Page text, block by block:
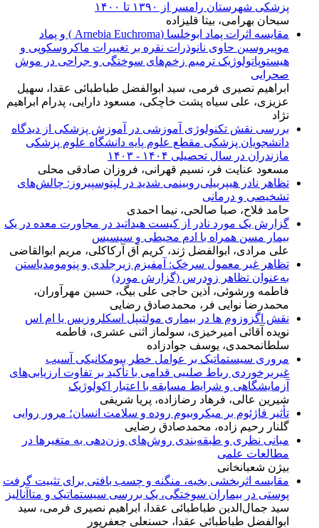
پزشکی شهرستان رامسر از ۱۳۹۰ تا ۱۴۰۰
سبحان بهرامی، بیتا قلیزاده
مقایسه اثرات پماد ابوخلسا (Arnebia Euchroma ) و پماد
موپیروسین حاوی نانوذرات نقره بر تغییرات ماکروسکوپی و
هیستوپاتولوژیک ترمیم زخم‌های سوختگی و جراحی در موش
صحرایی
ابراهیم نصیری فرمی، سید ابوالفضل طباطبائی عقدا، سهیل
عزیزی، علی سیاه پشت خاچکی، مسعود دارایی، پدرام ابراهیم
نژاد
بررسی نقش تکنولوژی آموزشی در آموزش پزشکی از دیدگاه
دانشجویان پزشکی مقطع علوم پایه دانشگاه علوم پزشکی
مازندران در سال تحصیلی ۱۴۰۴ - ۱۴۰۳
مسعود عنایت فر، نسیم قهرانی، فروزان صادقی محلی
تظاهر نادر هیپربیلی‌روبینمی شدید در لپتوسپیروز: چالش‌های
تشخیصی و درمانی
حامد فلاح، صبا صالحی، نیما احمدی
گزارش یک مورد نادر از کیست هیداتید در مجاورت معده در یک
بیمار مسن همراه با ادم محیطی و سپسیس
علی مرادی، ابوالفضل ژند، کریم آق آرکاکلی، مریم ابوالقاضی
تظاهر غیر معمول سرخک: آمفیزم زیرجلدی و پنومومدیاستن
به‌عنوان تظاهر زودرس (گزارش مورد)
فاطمه ورشوئی، آذین حاجی علی بیگ، حسین مهرآوران،
محمدرضا نوایی فر، محمدصادق رضایی
نقش اگزوزوم ها در بیماری مولتیپل اسکلروزیس یا ام اس
نویده آقائی امیرخیزی، سولماز اثنی عشری، فاطمه
سلطانمحمدی، یوسف جوادزاده
مروری سیستماتیک بر عوامل خطر بیومکانیکی آسیب
غیربرخوردی رباط صلیبی قدامی با تأکید بر تفاوت ارزیابی‌های
آزمایشگاهی و شرایط مسابقه با اعتبار اکولوژیک
شیرین عالی، فرهاد رضازاده، پریا شریفی
تأثیر فاژئوم بر میکروبیوم روده و سلامت انسان؛ مرور روایی
گلنار رحیم زاده، محمدصادق رضایی
مبانی نظری و طبقه‌بندی روش‌های وزن‌دهی به متغیرها در
مطالعات علمی
بیژن شعبانخانی
مقایسه اثربخشی بخیه، منگنه و چسب بافتی برای تثبیت گرفت
پوستی در بیماران سوختگی، یک بررسی سیستماتیک و متاآنالیز
سید جمال‌الدین طباطبائی عقدا، ابراهیم نصیری فرمی، سید
ابوالفضل طباطبائی عقدا، حسنعلی جعفرپور